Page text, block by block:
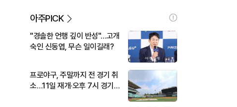
아주PICK
"경솔한 언행 깊이 반성"…고개
숙인 신동엽, 무슨 일이길래?
프로야구, 주말까지 전 경기 취
소…11일 재개·오후 7시 경기